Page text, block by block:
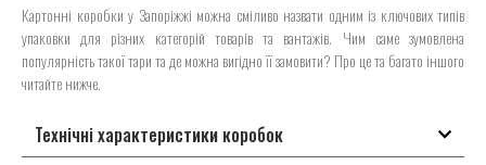
Картонні коробки у Запоріжжі можна сміливо назвати одним із ключових типів
упаковки для різних категорій товарів та вантажів. Чим саме зумовлена
популярність такої тари та де можна вигідно її замовити? Про це та багато іншого
читайте нижче.
Технічні характеристики коробок